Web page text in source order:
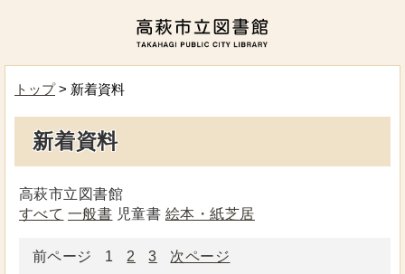
トップ> 新着資料
新着資料
高萩市立図書館
すべて 一般書 児童書 絵本・紙芝居
前ページ 1 2 3 次ページ